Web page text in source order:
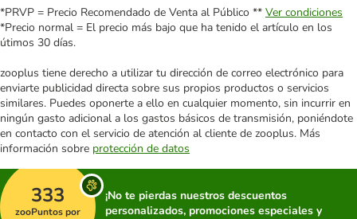
*PRVP = Precio Recomendado de Venta al Público ** Ver condiciones
*Precio normal = El precio más bajo que ha tenido el artículo en los
útimos 30 días.
zooplus tiene derecho a utilizar tu dirección de correo electrónico para
enviarte publicidad directa sobre sus propios productos o servicios
similares. Puedes oponerte a ello en cualquier momento, sin incurrir en
ningún gasto adicional a los gastos básicos de transmisión, poniéndote
en contacto con el servicio de atención al cliente de zooplus. Más
información sobre protección de datos
333
zooPuntos por
¡No te pierdas nuestros descuentos
personalizados, promociones especiales y